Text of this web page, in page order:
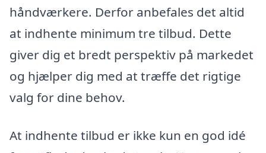
håndværkere. Derfor anbefales det altid
at indhente minimum tre tilbud. Dette
giver dig et bredt perspektiv på markedet
og hjælper dig med at træffe det rigtige
valg for dine behov.
At indhente tilbud er ikke kun en god idé